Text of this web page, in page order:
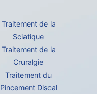
Traitement de la
Sciatique
Traitement de la
Cruralgie
Traitement du
Pincement Discal